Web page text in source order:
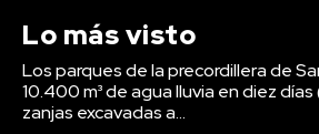
Lo más visto
Los parques de la precordillera de
10.400 m³ de agua lluvia en diez
zanjas excavadas a...